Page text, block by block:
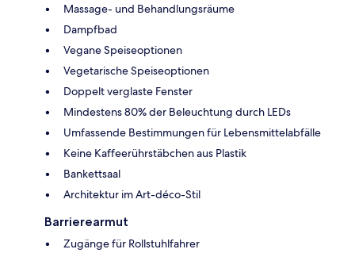
Massage- und Behandlungsräume
Dampfbad
Vegane Speiseoptionen
Vegetarische Speiseoptionen
Doppelt verglaste Fenster
Mindestens 80% der Beleuchtung durch LEDs
Umfassende Bestimmungen für Lebensmittelabfälle
Keine Kaffeerührstäbchen aus Plastik
Bankettsaal
Architektur im Art-déco-Stil
Barrierearmut
Zugänge für Rollstuhlfahrer